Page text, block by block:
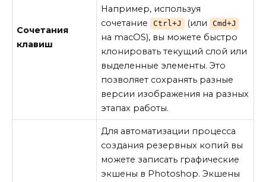
Сочетания
клавиш
Например, используя
сочетание
Ctrl+J (или Cmd+J
на macOS), вы можете быстро
клонировать текущий слой или
выделенные элементы. Это
позволяет сохранять разные
версии изображения на разных
этапах работы.
Для автоматизации процесса
создания резервных копий вы
можете записать графические
экшены в Photoshop. Экшены